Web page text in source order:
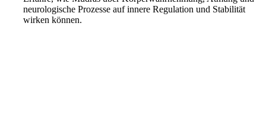
neurologische Prozesse auf innere Regulation und Stabilität
wirken können.